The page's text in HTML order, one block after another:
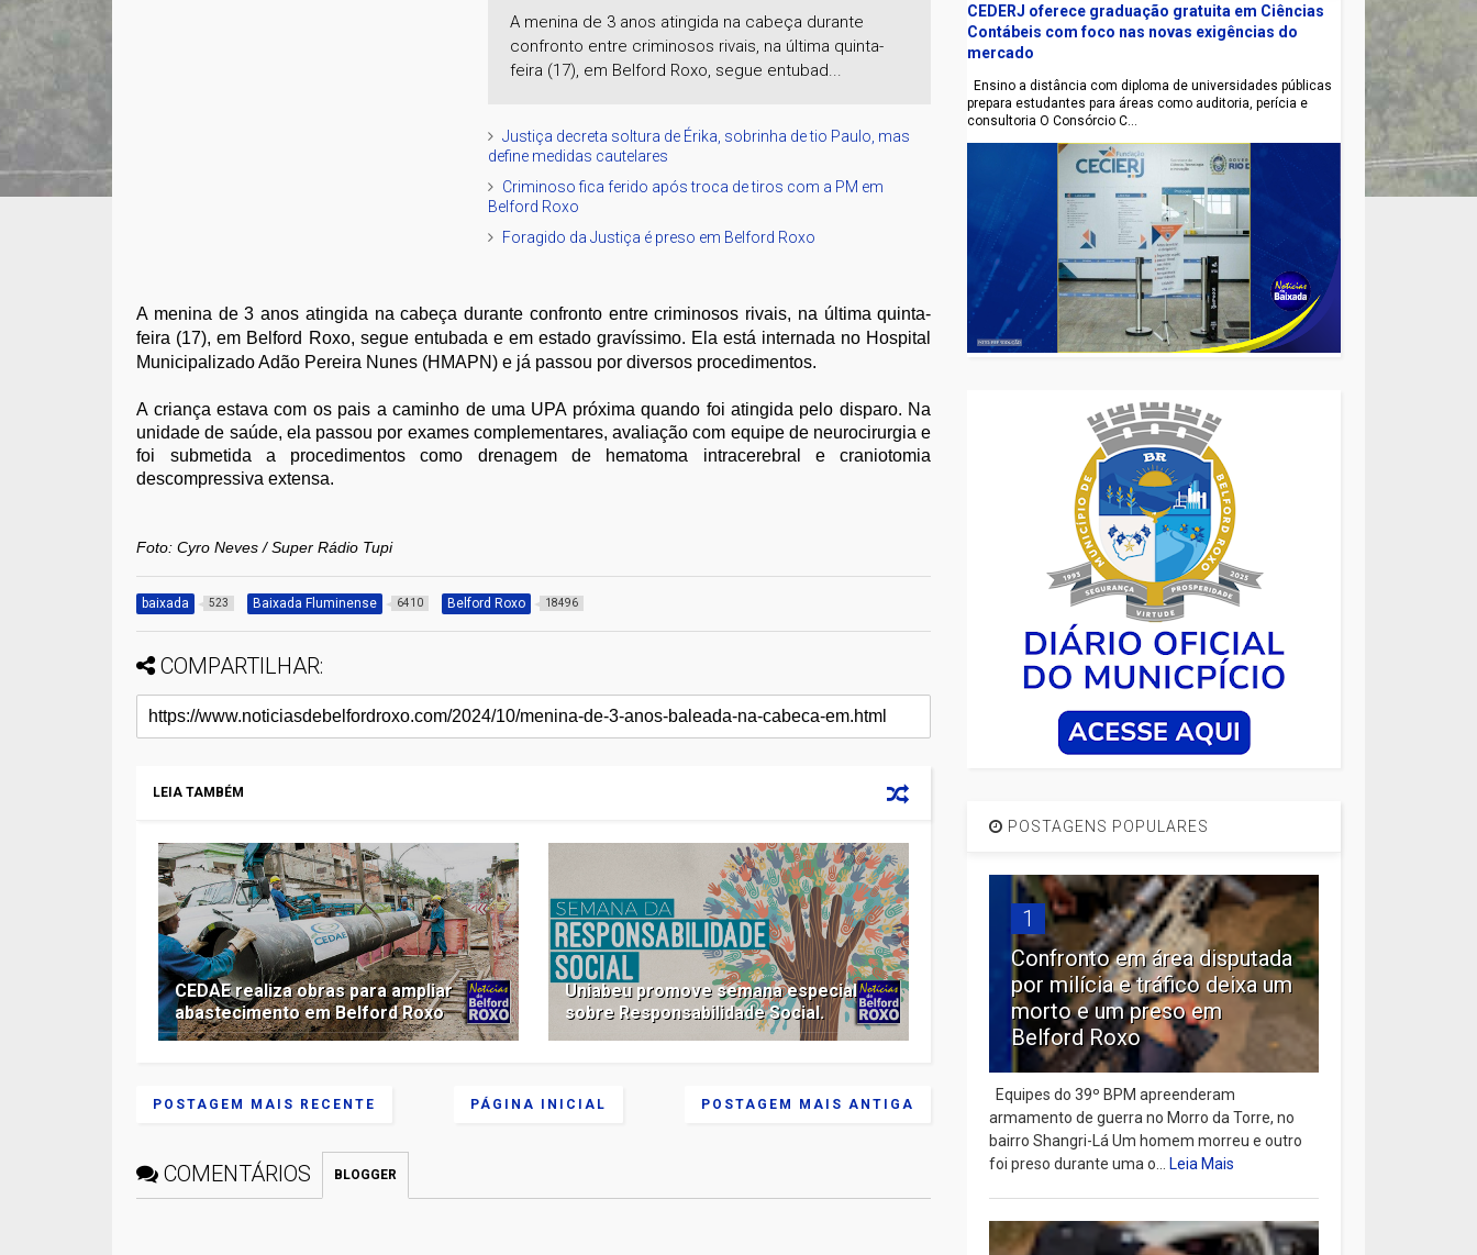
A menina de 3 anos atingida na cabeça durante
confronto entre criminosos rivais, na última quinta-
feira (17), em Belford Roxo, segue entubad...
Justiça decreta soltura de Érika, sobrinha de tio Paulo, mas
define medidas cautelares
Criminoso fica ferido após troca de tiros com a PM em
Belford Roxo
Foragido da Justiça é preso em Belford Roxo
A menina de 3 anos atingida na cabeça durante confronto entre criminosos rivais, na última quinta-
feira (17), em Belford Roxo, segue entubada e em estado gravíssimo. Ela está internada no Hospital
Municipalizado Adão Pereira Nunes (HMAPN) e já passou por diversos procedimentos.
A criança estava com os pais a caminho de uma UPA próxima quando foi atingida pelo disparo. Na
unidade de saúde, ela passou por exames complementares, avaliação com equipe de neurocirurgia e
foi submetida a procedimentos como drenagem de hematoma intracerebral e craniotomia
descompressiva extensa.
Foto: Cyro Neves / Super Rádio Tupi
baixada 523 Baixada Fluminense 6410 Belford Roxo 18496
COMPARTILHAR:
LEIA TAMBÉM
CEDAE realiza obras para ampliar
abastecimento em Belford Roxo
Uniabeu promove semana especial
sobre Responsabilidade Social.
POSTAGEM MAIS RECENTE POSTAGEM MAIS ANTIGA
PÁGINA INICIAL
COMENTÁRIOS BLOGGER
CEDERJ oferece graduação gratuita em Ciências
Contábeis com foco nas novas exigências do
mercado
Ensino a distância com diploma de universidades públicas
prepara estudantes para áreas como auditoria, perícia e
consultoria O Consórcio C...
POSTAGENS POPULARES
1
Confronto em área disputada
por milícia e tráfico deixa um
morto e um preso em
Belford Roxo
Equipes do 39º BPM apreenderam
armamento de guerra no Morro da Torre, no
bairro Shangri-Lá Um homem morreu e outro
foi preso durante uma o...Leia Mais